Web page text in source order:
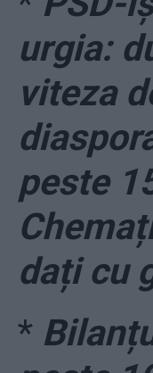
urgia:
viteza
peste
dați cu
*